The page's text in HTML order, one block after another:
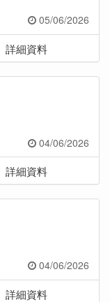
05/06/2026
詳細資料
04/06/2026
詳細資料
04/06/2026
詳細資料